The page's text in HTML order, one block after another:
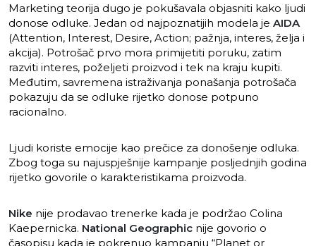
Marketing teorija dugo je pokušavala objasniti kako ljudi
donose odluke. Jedan od najpoznatijih modela je AIDA
(Attention, Interest, Desire, Action; pažnja, interes, želja i
akcija). Potrošač prvo mora primijetiti poruku, zatim
razviti interes, poželjeti proizvod i tek na kraju kupiti.
Međutim, savremena istraživanja ponašanja potrošača
pokazuju da se odluke rijetko donose potpuno
racionalno.
Ljudi koriste emocije kao prečice za donošenje odluka.
Zbog toga su najuspješnije kampanje posljednjih godina
rijetko govorile o karakteristikama proizvoda.
Nike nije prodavao trenerke kada je podržao Colina
Kaepernicka. National Geographic nije govorio o
časopisu kada je pokrenuo kampanju “Planet or